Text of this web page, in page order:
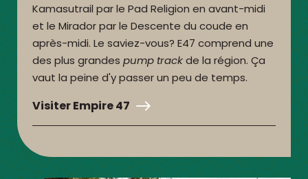
Kamasutrail par le Pad Religion en avant-midi
et le Mirador par le Descente du coude en
après-midi. Le saviez-vous? E47 comprend une
des plus grandespump trackde la région. Ça
vaut la peine d'y passer un peu de temps.
Visiter Empire 47